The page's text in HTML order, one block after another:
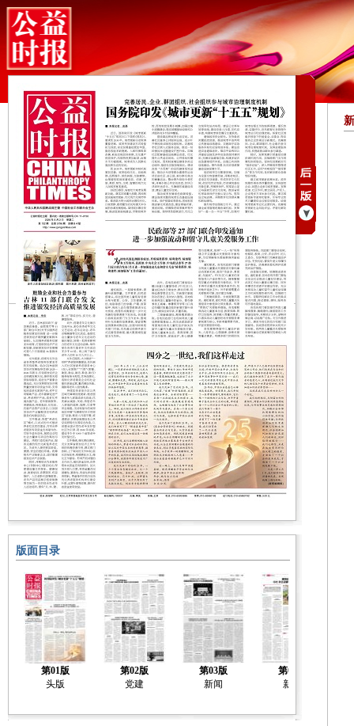
版面目录
第01版
头版
第02版
党建
第03版
新闻
第04版
新闻